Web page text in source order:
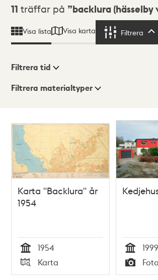
Sökresultat
11 träffar på backlura (hässelby
Visa lista Visa karta Filtrera
Visningsläge
ListaKarta
Filtrera tid
Filtrera materialtyper
träffar
Karta "Backlura" år
1954
Tid
1954
Typ
Karta Tid
1999
Typ
Foto